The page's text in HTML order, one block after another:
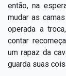
então, na
mudar as
operada a
contar
um rapaz da
guarda suas